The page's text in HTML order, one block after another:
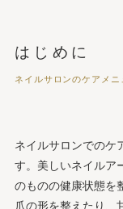
価格とサー
まとめ
はじめに
ネイルサロンのケアメ
ネイルサロンでのケ
す。美しいネイルア
のものの健康状態を
爪の形を整えたり、